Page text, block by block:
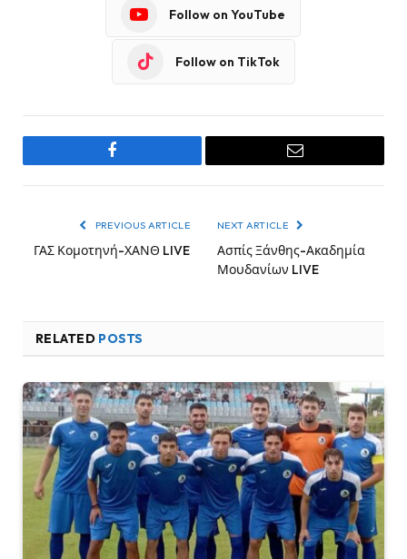
Follow on YouTube
Follow on TikTok
Facebook Email
PREVIOUS ARTICLE
ΓΑΣ Κομοτηνή-ΧΑΝΘ LIVE
NEXT ARTICLE
Ασπίς Ξάνθης-Ακαδημία
Μουδανίων LIVE
RELATED POSTS